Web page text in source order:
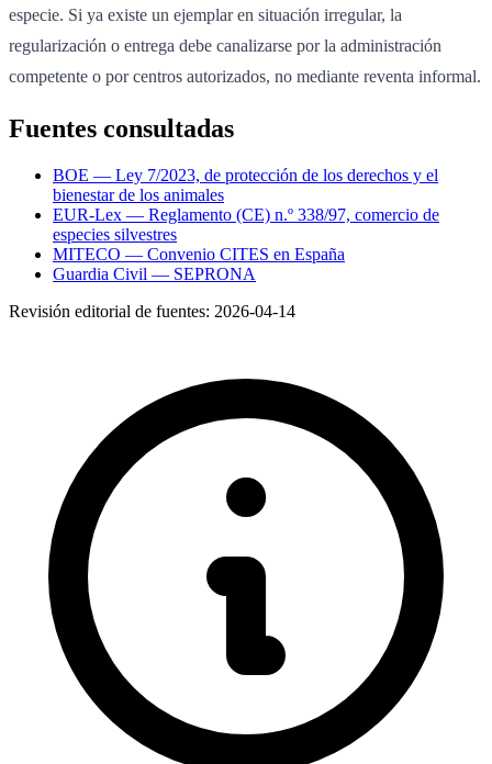
especie. Si ya existe un ejemplar en situación irregular, la
regularización o entrega debe canalizarse por la administración
competente o por centros autorizados, no mediante reventa informal.
Fuentes consultadas
BOE — Ley 7/2023, de protección de los derechos y el
bienestar de los animales
EUR-Lex — Reglamento (CE) n.º 338/97, comercio de
especies silvestres
MITECO — Convenio CITES en España
Guardia Civil — SEPRONA
Revisión editorial de fuentes: 2026-04-14